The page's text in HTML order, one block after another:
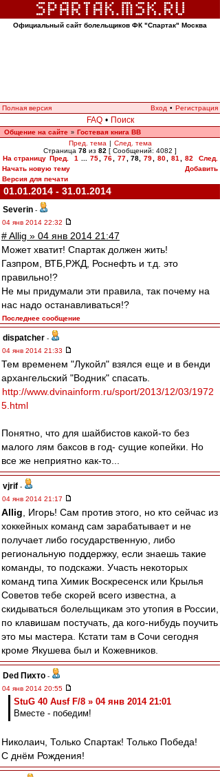
Официальный сайт болельщиков ФК "Спартак" Москва
Полная версия Вход • Регистрация
FAQ • Поиск
Общение на сайте » Гостевая книга ВВ
Пред. тема | След. тема
Страница 78 из 82 [ Сообщений: 4082 ]
На страницу Пред. 1 75 76 77 78, 79 80 81 82
След.
Начать новую тему
Добавить
Версия для печати
01.01.2014 - 31.01.2014
Severin -
04 янв 2014 22:32
# Allig » 04 янв 2014 21:47
Может хватит! Спартак должен жить!
Газпром, ВТБ,РЖД, Роснефть и т.д. это
правильно!?
Не мы придумали эти правила, так почему на
нас надо останавливаться!?
Последнее сообщение
dispatcher -
04 янв 2014 21:33
Тем временем "Лукойл" взялся еще и в бенди
архангельский "Водник" спасать.
http://www.dvinainform.ru/sport/2013/12/03/1972
5.html
Понятно, что для шайбистов какой-то без
малого лям баксов в год- сущие копейки. Но
все же неприятно как-то...
vjrif -
04 янв 2014 21:17
Allig , Игорь! Сам против этого, но кто сейчас из
хоккейных команд сам зарабатывает и не
получает либо государственную, либо
региональную поддержку, если знаешь такие
команды, то подскажи. Участь некоторых
команд типа Химик Воскресенск или Крылья
Советов тебе скорей всего известна, а
скидываться болельщикам это утопия в России,
по клавишам постучать, да кого-нибудь поучить
это мы мастера. Кстати там в Сочи сегодня
кроме Якушева был и Кожевников.
Ded Пихто -
04 янв 2014 20:55
StuG 40 Ausf F/8 » 04 янв 2014 21:01
Вместе - победим!
Николаич, Только Спартак! Только Победа!
С днём Рождения!